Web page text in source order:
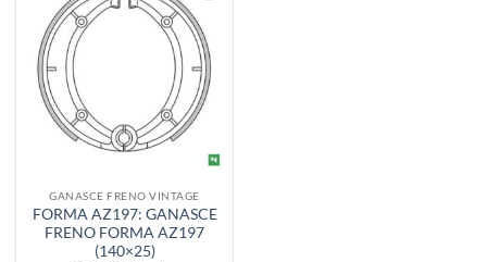
Aggiungi
alla lista
dei
desideri
GANASCE FRENO VINTAGE
FORMA AZ197: GANASCE
FRENO FORMA AZ197
(140×25)